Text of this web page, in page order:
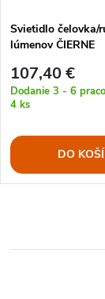
Svietidlo čelovka/
lúmenov ČIERNE
107,40 €
Dodanie 3 - 6
4 ks
DO